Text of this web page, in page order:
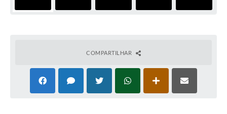
Dados gerais e Obras
licenciamento ambiental
Fale conosco
COMPARTILHAR